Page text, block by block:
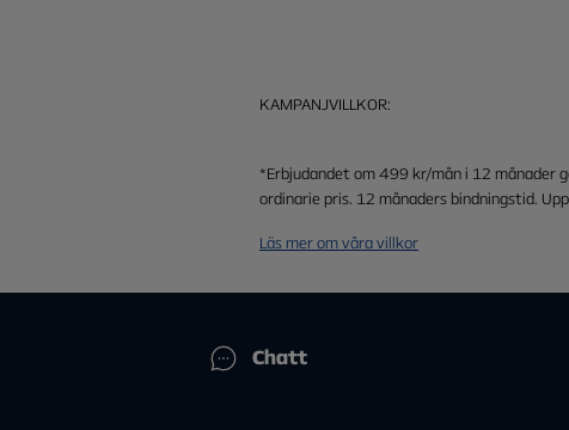
KAMPANJVILLKOR:
*Erbjudandet om 499 kr/mån i 12 månader
ordinarie pris. 12 månaders bindningstid.
Läs mer om våra villkor
Chatt